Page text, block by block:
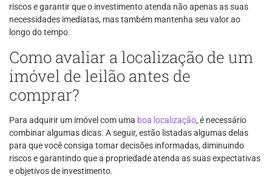
riscos e garantir que o investimento atenda não apenas as suas
necessidades imediatas, mas também mantenha seu valor ao
longo do tempo.
Como avaliar a localização de um
imóvel de leilão antes de
comprar?
Para adquirir um imóvel com uma boa localização, é necessário
combinar algumas dicas. A seguir, estão listadas algumas delas
para que você consiga tomar decisões informadas, diminuindo
riscos e garantindo que a propriedade atenda as suas expectativas
e objetivos de investimento.